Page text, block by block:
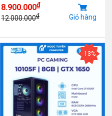
8.900.000₫
12.000.000₫ Giỏ hàng
-13%